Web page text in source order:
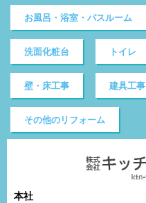
お風呂・浴室・バスルーム
洗面化粧台 トイレ
壁・床工事 建具工事
その他のリフォーム
本社